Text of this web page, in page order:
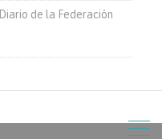
Diario de la Federación